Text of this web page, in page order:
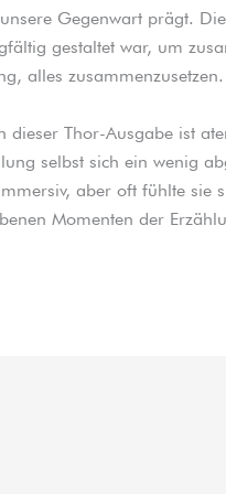
Gegenwart prägt.
gestaltet war, um
alles zusammenzusetzen.
dieser Thor-Ausgabe ist
selbst sich ein wenig
aber oft fühlte sie
Momenten der